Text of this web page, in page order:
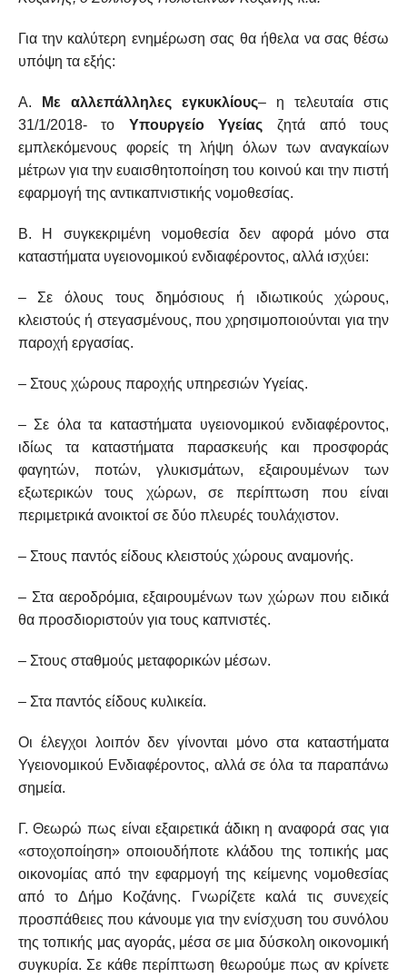
Για την καλύτερη ενημέρωση σας θα ήθελα να σας θέσω
υπόψη τα εξής:
Α. Με αλλεπάλληλες εγκυκλίους– η τελευταία στις
31/1/2018- το Υπουργείο Υγείας ζητά από τους
εμπλεκόμενους φορείς τη λήψη όλων των αναγκαίων
μέτρων για την ευαισθητοποίηση του κοινού και την πιστή
εφαρμογή της αντικαπνιστικής νομοθεσίας.
Β. Η συγκεκριμένη νομοθεσία δεν αφορά μόνο στα
καταστήματα υγειονομικού ενδιαφέροντος, αλλά ισχύει:
– Σε όλους τους δημόσιους ή ιδιωτικούς χώρους,
κλειστούς ή στεγασμένους, που χρησιμοποιούνται για την
παροχή εργασίας.
– Στους χώρους παροχής υπηρεσιών Υγείας.
– Σε όλα τα καταστήματα υγειονομικού ενδιαφέροντος,
ιδίως τα καταστήματα παρασκευής και προσφοράς
φαγητών, ποτών, γλυκισμάτων, εξαιρουμένων των
εξωτερικών τους χώρων, σε περίπτωση που είναι
περιμετρικά ανοικτοί σε δύο πλευρές τουλάχιστον.
– Στους παντός είδους κλειστούς χώρους αναμονής.
– Στα αεροδρόμια, εξαιρουμένων των χώρων που ειδικά
θα προσδιοριστούν για τους καπνιστές.
– Στους σταθμούς μεταφορικών μέσων.
– Στα παντός είδους κυλικεία.
Οι έλεγχοι λοιπόν δεν γίνονται μόνο στα καταστήματα
Υγειονομικού Ενδιαφέροντος, αλλά σε όλα τα παραπάνω
σημεία.
Γ. Θεωρώ πως είναι εξαιρετικά άδικη η αναφορά σας για
«στοχοποίηση» οποιουδήποτε κλάδου της τοπικής μας
οικονομίας από την εφαρμογή της κείμενης νομοθεσίας
από το Δήμο Κοζάνης. Γνωρίζετε καλά τις συνεχείς
προσπάθειες που κάνουμε για την ενίσχυση του συνόλου
της τοπικής μας αγοράς, μέσα σε μια δύσκολη οικονομική
συγκυρία. Σε κάθε περίπτωση θεωρούμε πως αν κρίνετε